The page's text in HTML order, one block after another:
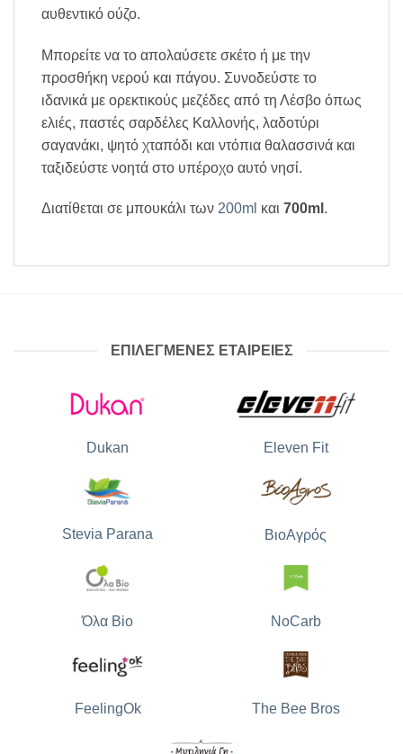
αυθεντικό ούζο.
Μπορείτε να το απολαύσετε σκέτο ή με την
προσθήκη νερού και πάγου. Συνοδεύστε το
ιδανικά με ορεκτικούς μεζέδες από τη Λέσβο όπως
ελιές, παστές σαρδέλες Καλλονής, λαδοτύρι
σαγανάκι, ψητό χταπόδι και ντόπια θαλασσινά και
ταξιδεύστε νοητά στο υπέροχο αυτό νησί.
Διατίθεται σε μπουκάλι των 200ml και 700ml .
ΕΠΙΛΕΓΜΕΝΕΣ ΕΤΑΙΡΕΙΕΣ
Dukan Eleven Fit
Stevia Parana ΒιοΑγρός
Όλα Bio NoCarb
FeelingOk The Bee Bros